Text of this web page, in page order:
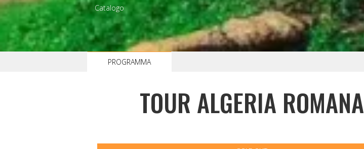
Catalogo
PROGRAMMA
TOUR ALGERIA ROMANA